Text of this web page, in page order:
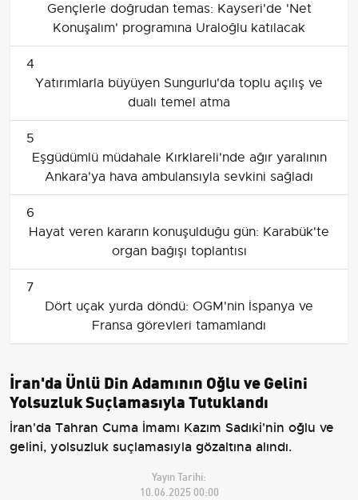
Gençlerle doğrudan temas: Kayseri'de 'Net
Konuşalım' programına Uraloğlu katılacak
4
Yatırımlarla büyüyen Sungurlu'da toplu açılış ve
dualı temel atma
5
Eşgüdümlü müdahale Kırklareli'nde ağır yaralının
Ankara'ya hava ambulansıyla sevkini sağladı
6
Hayat veren kararın konuşulduğu gün: Karabük'te
organ bağışı toplantısı
7
Dört uçak yurda döndü: OGM'nin İspanya ve
Fransa görevleri tamamlandı
İran'da Ünlü Din Adamının Oğlu ve Gelini
Yolsuzluk Suçlamasıyla Tutuklandı
İran'da Tahran Cuma İmamı Kazım Sadıki'nin oğlu ve
gelini, yolsuzluk suçlamasıyla gözaltına alındı.
Yayın Tarihi:
10.06.2025 00:00